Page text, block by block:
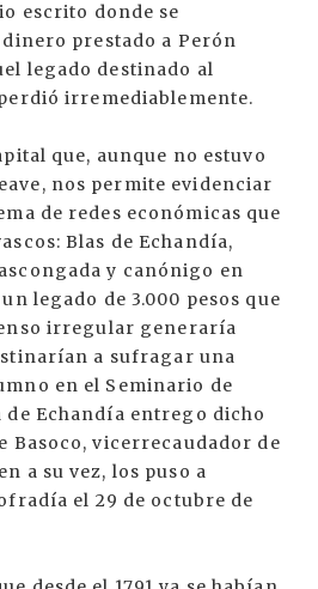
escrito donde se
prestado a Perón
legado destinado al
irremediablemente.
que, aunque no estuvo
nos permite evidenciar
de redes económicas que
Blas de Echandía,
y canónigo en
legado de 3.000 pesos que
irregular generaría
a sufragar una
en el Seminario de
de Echandía entrego dicho
Basoco, vicerrecaudador de
a su vez, los puso a
el 29 de octubre de